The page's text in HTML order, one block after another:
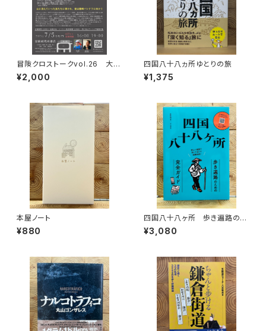
冒険クロストークvol.26 大石
明弘「山に登るのは 宿命か、情
熱か、それとも…」録画視聴権
¥2,000
四国八十八ヵ所ゆとりの旅
¥1,375
本屋ノート
¥880
四国八十八ヶ所 歩き遍路のた
めの完全ガイド
¥3,080